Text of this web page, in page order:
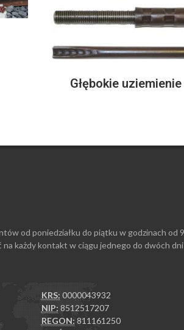
Głębokie uziemienie
od poniedziałku do piątku w godzinach od
na każdy kontakt w ciągu jednego do dwóch dni
KRS: 0000043932
NIP: 8512517207
REGON: 811161250